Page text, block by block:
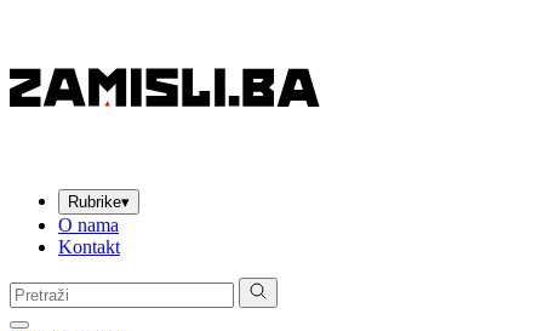
Rubrike▾
O nama
Kontakt
Pretraga: